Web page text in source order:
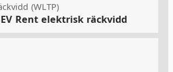
(WLTP)
Rent elektrisk räckvidd